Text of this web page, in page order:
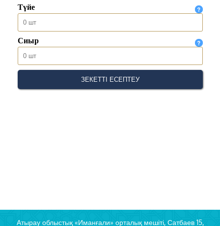
Атырау облыстық «Иманғали» орталық мешіті, Сатбаев 15,